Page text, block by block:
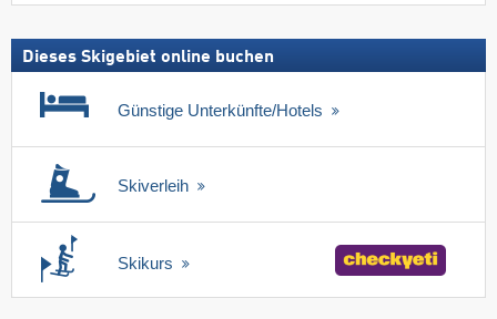
Dieses Skigebiet online buchen
Günstige Unterkünfte/Hotels
Skiverleih
Skikurs